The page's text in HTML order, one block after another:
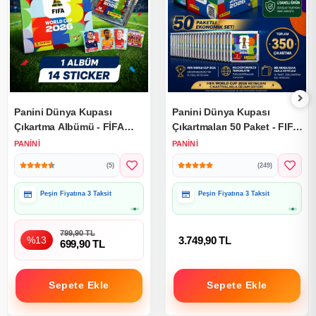
Panini Dünya Kupası
Çıkartma Albümü - FİFA
Dünya Kupası Çıkartma
Albümü 2026
PANINI
(5)
Hediye Paketine Uygun
%13
799,90 TL
699,90 TL
Sepete Ekle
Panini Dünya Kupası
Çıkartmaları 50 Paket - FIFA
World Cup 2026 Çıkartma
Paketi
PANINI
(249)
Hediye Paketine Uygun
3.749,90 TL
Sepete Ekle